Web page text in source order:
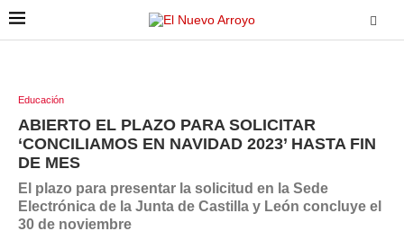
Educación
ABIERTO EL PLAZO PARA SOLICITAR
‘CONCILIAMOS EN NAVIDAD 2023’ HASTA FIN
DE MES
El plazo para presentar la solicitud en la Sede
Electrónica de la Junta de Castilla y León concluye el
30 de noviembre